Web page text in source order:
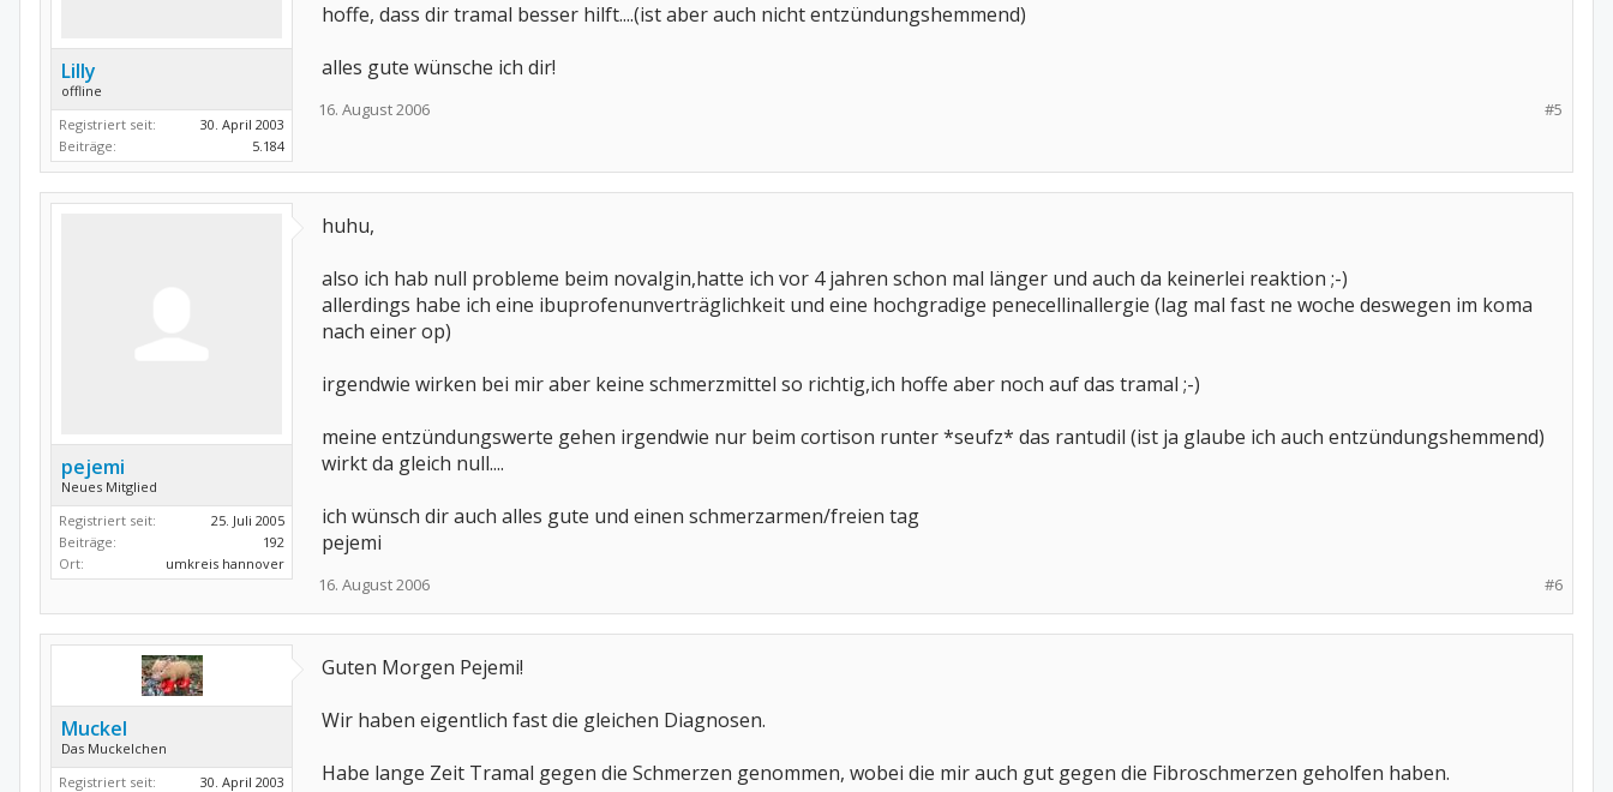
Lilly
offline
Registriert seit:
30. April 2003
Beiträge:
5.184
hoffe, dass dir tramal besser hilft....(ist aber auch nicht entzündungshemmend)
alles gute wünsche ich dir!
#5
16. August 2006
pejemi
Neues Mitglied
Registriert seit:
25. Juli 2005
Beiträge:
192
Ort:
umkreis hannover
huhu,
also ich hab null probleme beim novalgin,hatte ich vor 4 jahren schon mal länger und auch da keinerlei reaktion ;-)
allerdings habe ich eine ibuprofenunverträglichkeit und eine hochgradige penecellinallergie (lag mal fast ne woche deswegen im koma
nach einer op)
irgendwie wirken bei mir aber keine schmerzmittel so richtig,ich hoffe aber noch auf das tramal ;-)
meine entzündungswerte gehen irgendwie nur beim cortison runter *seufz* das rantudil (ist ja glaube ich auch entzündungshemmend)
wirkt da gleich null....
ich wünsch dir auch alles gute und einen schmerzarmen/freien tag
pejemi
#6
16. August 2006
Muckel
Das Muckelchen
Registriert seit:
30. April 2003
Guten Morgen Pejemi!
Wir haben eigentlich fast die gleichen Diagnosen.
Habe lange Zeit Tramal gegen die Schmerzen genommen, wobei die mir auch gut gegen die Fibroschmerzen geholfen haben.